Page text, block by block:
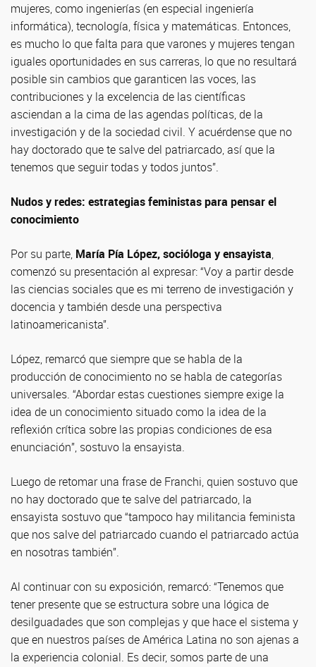
mujeres, como ingenierías (en especial ingeniería
informática), tecnología, física y matemáticas. Entonces,
es mucho lo que falta para que varones y mujeres tengan
iguales oportunidades en sus carreras, lo que no resultará
posible sin cambios que garanticen las voces, las
contribuciones y la excelencia de las científicas
asciendan a la cima de las agendas políticas, de la
investigación y de la sociedad civil. Y acuérdense que no
hay doctorado que te salve del patriarcado, así que la
tenemos que seguir todas y todos juntos”.
Nudos y redes: estrategias feministas para pensar el
conocimiento
Por su parte, María Pía López, socióloga y ensayista,
comenzó su presentación al expresar: “Voy a partir desde
las ciencias sociales que es mi terreno de investigación y
docencia y también desde una perspectiva
latinoamericanista”.
López, remarcó que siempre que se habla de la
producción de conocimiento no se habla de categorías
universales. “Abordar estas cuestiones siempre exige la
idea de un conocimiento situado como la idea de la
reflexión crítica sobre las propias condiciones de esa
enunciación”, sostuvo la ensayista.
Luego de retomar una frase de Franchi, quien sostuvo que
no hay doctorado que te salve del patriarcado, la
ensayista sostuvo que “tampoco hay militancia feminista
que nos salve del patriarcado cuando el patriarcado actúa
en nosotras también”.
Al continuar con su exposición, remarcó: “Tenemos que
tener presente que se estructura sobre una lógica de
desilguadades que son complejas y que hace el sistema y
que en nuestros países de América Latina no son ajenas a
la experiencia colonial. Es decir, somos parte de una